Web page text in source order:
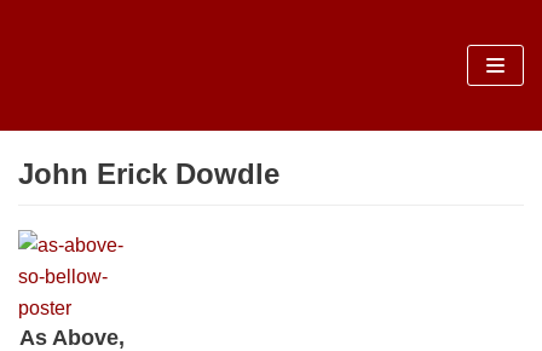
conținut
John Erick Dowdle
As Above,